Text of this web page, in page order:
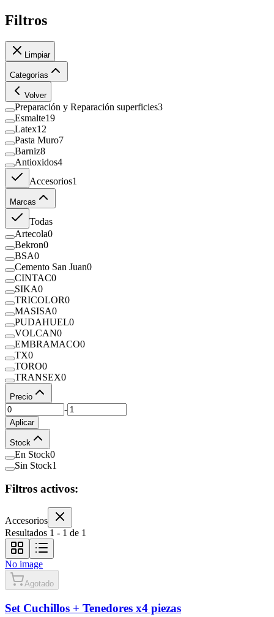
Filtros
Limpiar
Categorías
Volver
Preparación y Reparación superficies3
Esmalte19
Latex12
Pasta Muro7
Barniz8
Antioxidos4
Accesorios1
Marcas
Todas
Artecola0
Bekron0
BSA0
Cemento San Juan0
CINTAC0
SIKA0
TRICOLOR0
MASISA0
PUDAHUEL0
VOLCAN0
EMBRAMACO0
TX0
TORO0
TRANSEX0
Precio
-
Aplicar
Stock
En Stock0
Sin Stock1
Filtros activos:
Accesorios
Resultados 1 - 1 de 1
No image
Agotado
Set Cuchillos + Tenedores x4 piezas